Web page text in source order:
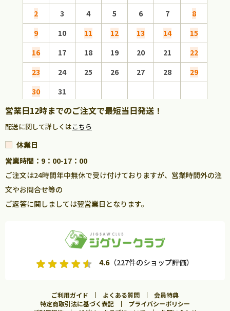
2
3 4 5 6 7
8
9
10 11 12 13 14
15
16
17 18 19 20 21
22
23
24 25 26 27 28
29
30
31
営業日12時までのご注文で最短当日発送！
配送に関して詳しくはこちら
休業日
営業時間：9：00-17：00
ご注文は24時間年中無休で受け付けておりますが、営業時間外の注
文やお問合せ等の
ご返答に関しましては翌営業日となります。
4.6（227件のショップ評価）
ご利用ガイド よくある質問
会員特典
特定商取引法に基づく表記
プライバシーポリシー